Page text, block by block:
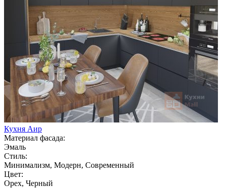
Кухня Аир
Материал фасада:
Эмаль
Стиль:
Минимализм, Модерн, Современный
Цвет:
Орех, Черный